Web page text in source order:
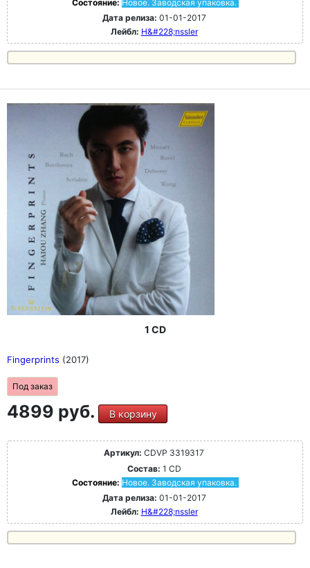
Состояние: Новое. Заводская упаковка.
Дата релиза: 01-01-2017
Лейбл: H&#228;nssler
1 CD
Fingerprints (2017)
Под заказ
4899 руб. В корзину
Артикул: CDVP 3319317
Состав: 1 CD
Состояние: Новое. Заводская упаковка.
Дата релиза: 01-01-2017
Лейбл: H&#228;nssler